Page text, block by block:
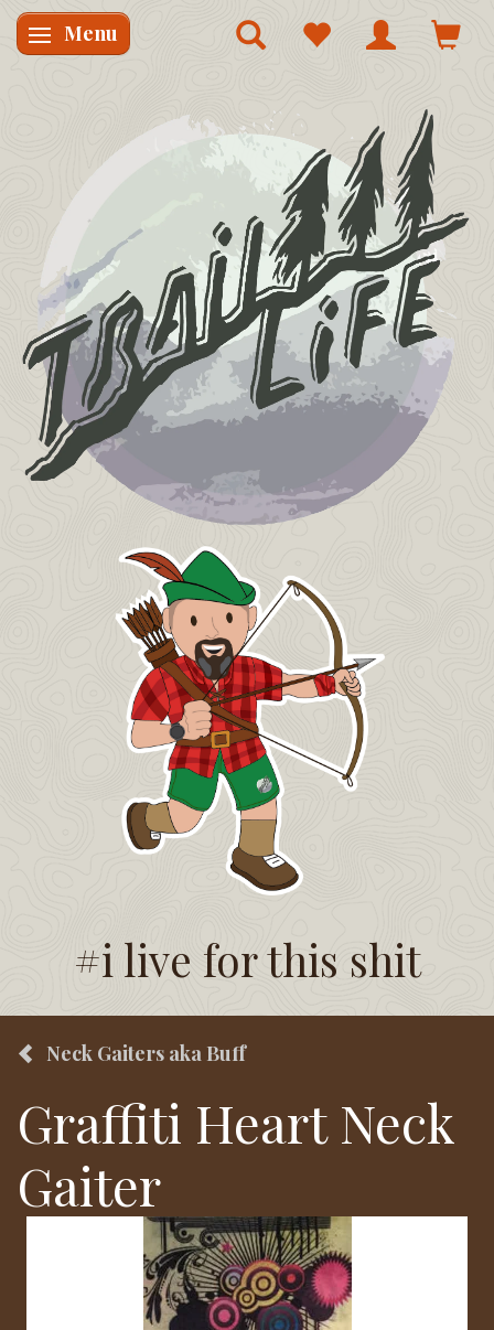
Skifte navigation
Menu
#i live for this shit
Neck Gaiters aka Buff
Graffiti Heart Neck
Gaiter